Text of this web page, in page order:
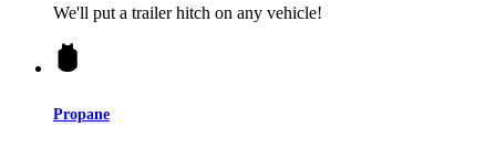
We'll put a trailer hitch on any vehicle!
Propane